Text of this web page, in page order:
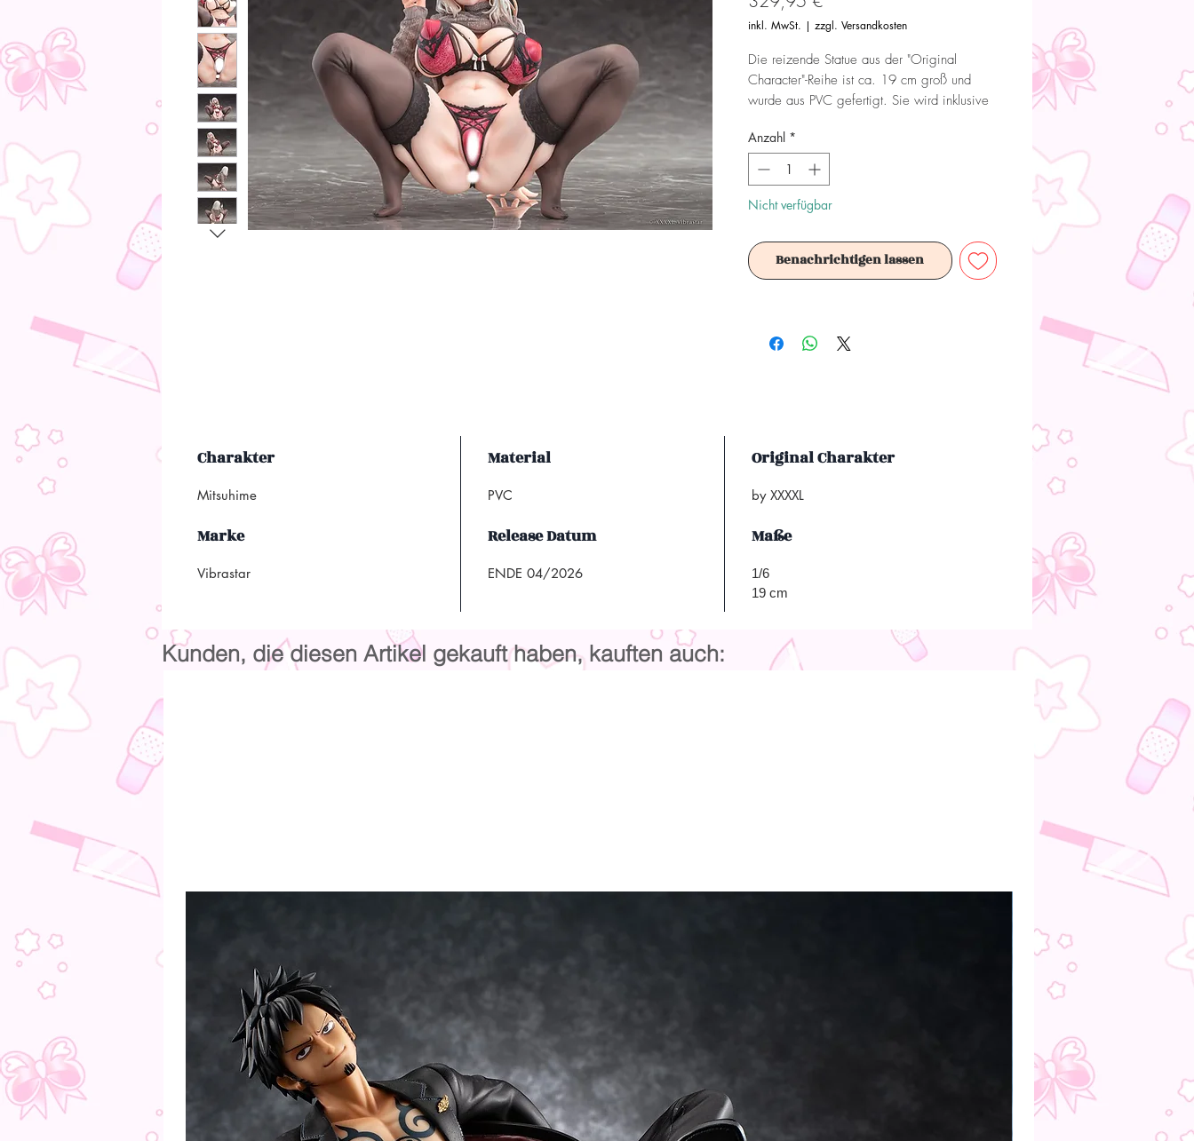
inkl. MwSt. | zzgl. Versandkosten
Die reizende Statue aus der "Original
Character"-Reihe ist ca. 19 cm groß und
wurde aus PVC gefertigt. Sie wird inklusive
Achtung! Dieses Produkt ist kein Spielzeug.
Es ist für Sammler ab 15+ Jahren geeignet.
Anzahl *
Nicht verfügbar
Benachrichtigen lassen
Charakter
Mitsuhime
Material
PVC
Original Charakter
by XXXXL
Marke
Vibrastar
Release Datum
ENDE 04/2026
Maße
1/6
19 cm
Kunden, die diesen Artikel gekauft haben, kauften auch: